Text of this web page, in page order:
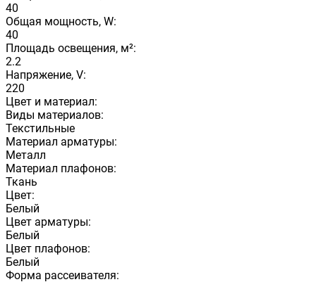
40
Общая мощность, W:
40
Площадь освещения, м²:
2.2
Напряжение, V:
220
Цвет и материал:
Виды материалов:
Текстильные
Материал арматуры:
Металл
Материал плафонов:
Ткань
Цвет:
Белый
Цвет арматуры:
Белый
Цвет плафонов:
Белый
Форма рассеивателя: